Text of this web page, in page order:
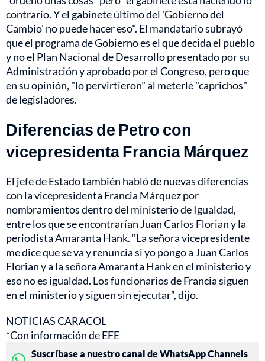
contrario. Y el gabinete último del 'Gobierno del
Cambio' no puede hacer eso". El mandatario subrayó
que el programa de Gobierno es el que decida el pueblo
y no el Plan Nacional de Desarrollo presentado por su
Administración y aprobado por el Congreso, pero que
en su opinión, "lo pervirtieron" al meterle "caprichos"
de legisladores.
Diferencias de Petro con
vicepresidenta Francia Márquez
El jefe de Estado también habló de nuevas diferencias
con la vicepresidenta Francia Márquez por
nombramientos dentro del ministerio de Igualdad,
entre los que se encontrarían Juan Carlos Florian y la
periodista Amaranta Hank. “La señora vicepresidente
me dice que se va y renuncia si yo pongo a Juan Carlos
Florian y a la señora Amaranta Hank en el ministerio y
eso no es igualdad. Los funcionarios de Francia siguen
en el ministerio y siguen sin ejecutar”, dijo.
NOTICIAS CARACOL
*Con información de EFE
Suscríbase a nuestro canal de WhatsApp Channels